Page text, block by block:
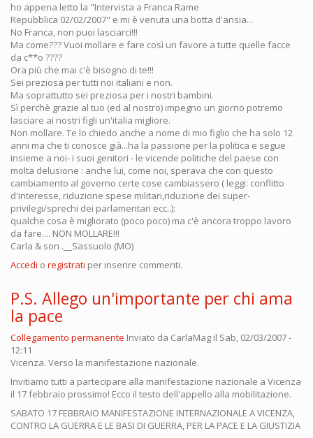
ho appena letto la "Intervista a Franca Rame
Repubblica 02/02/2007" e mi è venuta una botta d'ansia...
No Franca, non puoi lasciarci!!!
Ma come??? Vuoi mollare e fare così un favore a tutte quelle facce
da c**o ????
Ora più che mai c'è bisogno di te!!!
Sei preziosa per tutti noi italiani e non.
Ma soprattutto sei preziosa per i nostri bambini.
Sì perchè grazie al tuo (ed al nostro) impegno un giorno potremo
lasciare ai nostri figli un'italia migliore.
Non mollare. Te lo chiedo anche a nome di mio figlio che ha solo 12
anni ma che ti conosce già...ha la passione per la politica e segue
insieme a noi- i suoi genitori - le vicende politiche del paese con
molta delusione : anche lui, come noi, sperava che con questo
cambiamento al governo certe cose cambiassero ( leggi: conflitto
d'interesse, riduzione spese militari,riduzione dei super-
privilegi/sprechi dei parlamentari ecc..):
qualche cosa è migliorato (poco poco) ma c'è ancora troppo lavoro
da fare.... NON MOLLARE!!!
Carla & son .__Sassuolo (MO)
Accedi o registrati per inserire commenti.
P.S. Allego un'importante per chi ama
la pace
Collegamento permanente Inviato da CarlaMag il Sab, 02/03/2007 -
12:11
Vicenza. Verso la manifestazione nazionale.
Invitiamo tutti a partecipare alla manifestazione nazionale a Vicenza
il 17 febbraio prossimo! Ecco il testo dell'appello alla mobilitazione.
SABATO 17 FEBBRAIO MANIFESTAZIONE INTERNAZIONALE A VICENZA,
CONTRO LA GUERRA E LE BASI DI GUERRA, PER LA PACE E LA GIUSTIZIA